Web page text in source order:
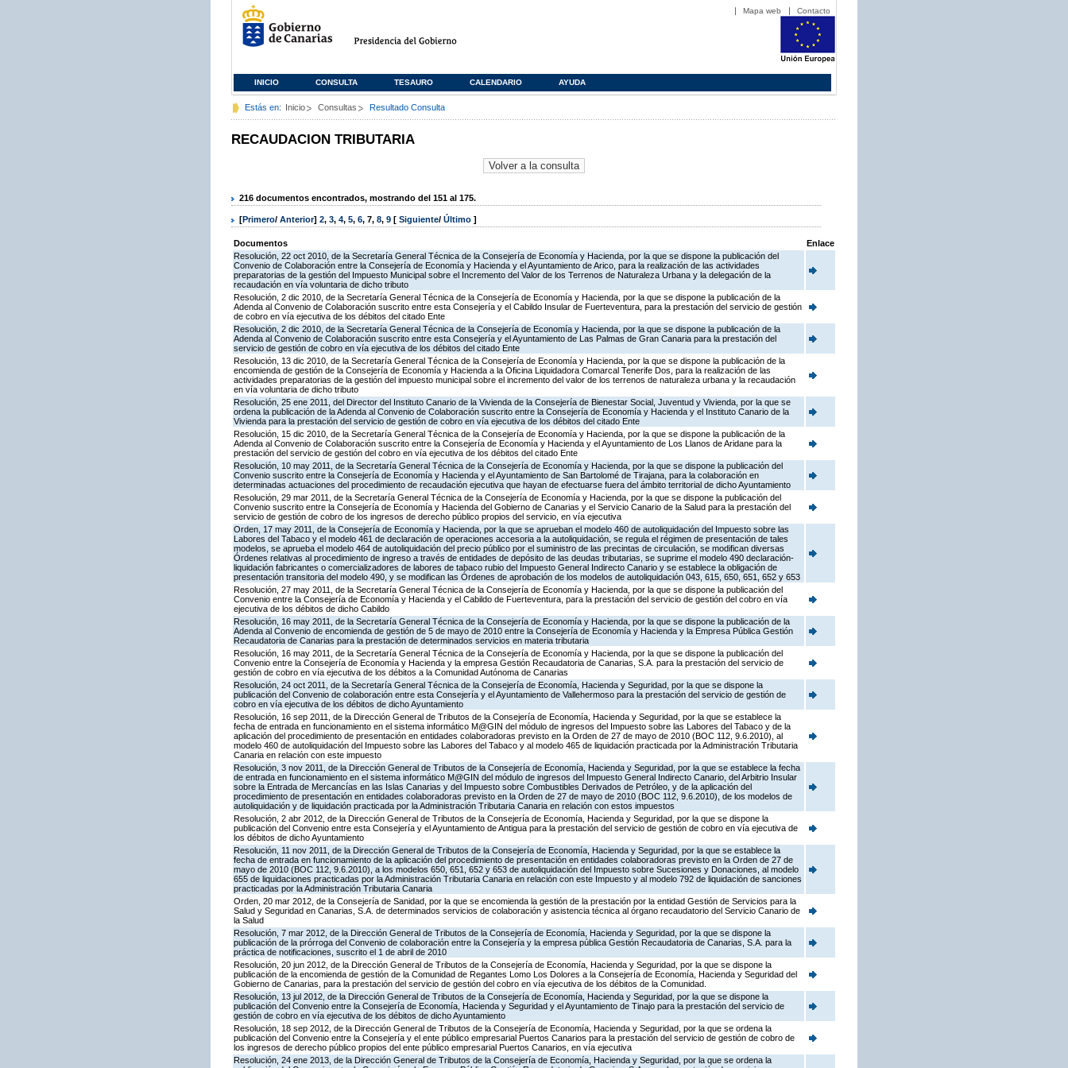
Mapa web Contacto
INICIO CONSULTA TESAURO CALENDARIO AYUDA
Estás en: Inicio Consultas Resultado Consulta
RECAUDACION TRIBUTARIA
216 documentos encontrados, mostrando del 151 al 175.
[Primero/ Anterior] 2, 3, 4, 5, 6, 7, 8, 9 [ Siguiente/ Último ]
Documentos
Enlace
Resolución, 22 oct 2010, de la Secretaría General Técnica de la Consejería de Economía y Hacienda, por la que se dispone la publicación del
Convenio de Colaboración entre la Consejería de Economía y Hacienda y el Ayuntamiento de Arico, para la realización de las actividades
preparatorias de la gestión del Impuesto Municipal sobre el Incremento del Valor de los Terrenos de Naturaleza Urbana y la delegación de la
recaudación en vía voluntaria de dicho tributo
Resolución, 2 dic 2010, de la Secretaría General Técnica de la Consejería de Economía y Hacienda, por la que se dispone la publicación de la
Adenda al Convenio de Colaboración suscrito entre esta Consejería y el Cabildo Insular de Fuerteventura, para la prestación del servicio de gestión
de cobro en vía ejecutiva de los débitos del citado Ente
Resolución, 2 dic 2010, de la Secretaría General Técnica de la Consejería de Economía y Hacienda, por la que se dispone la publicación de la
Adenda al Convenio de Colaboración suscrito entre esta Consejería y el Ayuntamiento de Las Palmas de Gran Canaria para la prestación del
servicio de gestión de cobro en vía ejecutiva de los débitos del citado Ente
Resolución, 13 dic 2010, de la Secretaría General Técnica de la Consejería de Economía y Hacienda, por la que se dispone la publicación de la
encomienda de gestión de la Consejería de Economía y Hacienda a la Oficina Liquidadora Comarcal Tenerife Dos, para la realización de las
actividades preparatorias de la gestión del impuesto municipal sobre el incremento del valor de los terrenos de naturaleza urbana y la recaudación
en vía voluntaria de dicho tributo
Resolución, 25 ene 2011, del Director del Instituto Canario de la Vivienda de la Consejería de Bienestar Social, Juventud y Vivienda, por la que se
ordena la publicación de la Adenda al Convenio de Colaboración suscrito entre la Consejería de Economía y Hacienda y el Instituto Canario de la
Vivienda para la prestación del servicio de gestión de cobro en vía ejecutiva de los débitos del citado Ente
Resolución, 15 dic 2010, de la Secretaría General Técnica de la Consejería de Economía y Hacienda, por la que se dispone la publicación de la
Adenda al Convenio de Colaboración suscrito entre la Consejería de Economía y Hacienda y el Ayuntamiento de Los Llanos de Aridane para la
prestación del servicio de gestión del cobro en vía ejecutiva de los débitos del citado Ente
Resolución, 10 may 2011, de la Secretaría General Técnica de la Consejería de Economía y Hacienda, por la que se dispone la publicación del
Convenio suscrito entre la Consejería de Economía y Hacienda y el Ayuntamiento de San Bartolomé de Tirajana, para la colaboración en
determinadas actuaciones del procedimiento de recaudación ejecutiva que hayan de efectuarse fuera del ámbito territorial de dicho Ayuntamiento
Resolución, 29 mar 2011, de la Secretaría General Técnica de la Consejería de Economía y Hacienda, por la que se dispone la publicación del
Convenio suscrito entre la Consejería de Economía y Hacienda del Gobierno de Canarias y el Servicio Canario de la Salud para la prestación del
servicio de gestión de cobro de los ingresos de derecho público propios del servicio, en vía ejecutiva
Orden, 17 may 2011, de la Consejería de Economía y Hacienda, por la que se aprueban el modelo 460 de autoliquidación del Impuesto sobre las
Labores del Tabaco y el modelo 461 de declaración de operaciones accesoria a la autoliquidación, se regula el régimen de presentación de tales
modelos, se aprueba el modelo 464 de autoliquidación del precio público por el suministro de las precintas de circulación, se modifican diversas
Órdenes relativas al procedimiento de ingreso a través de entidades de depósito de las deudas tributarias, se suprime el modelo 490 declaración-
liquidación fabricantes o comercializadores de labores de tabaco rubio del Impuesto General Indirecto Canario y se establece la obligación de
presentación transitoria del modelo 490, y se modifican las Órdenes de aprobación de los modelos de autoliquidación 043, 615, 650, 651, 652 y 653
Resolución, 27 may 2011, de la Secretaría General Técnica de la Consejería de Economía y Hacienda, por la que se dispone la publicación del
Convenio entre la Consejería de Economía y Hacienda y el Cabildo de Fuerteventura, para la prestación del servicio de gestión del cobro en vía
ejecutiva de los débitos de dicho Cabildo
Resolución, 16 may 2011, de la Secretaría General Técnica de la Consejería de Economía y Hacienda, por la que se dispone la publicación de la
Adenda al Convenio de encomienda de gestión de 5 de mayo de 2010 entre la Consejería de Economía y Hacienda y la Empresa Pública Gestión
Recaudatoria de Canarias para la prestación de determinados servicios en materia tributaria
Resolución, 16 may 2011, de la Secretaría General Técnica de la Consejería de Economía y Hacienda, por la que se dispone la publicación del
Convenio entre la Consejería de Economía y Hacienda y la empresa Gestión Recaudatoria de Canarias, S.A. para la prestación del servicio de
gestión de cobro en vía ejecutiva de los débitos a la Comunidad Autónoma de Canarias
Resolución, 24 oct 2011, de la Secretaría General Técnica de la Consejería de Economía, Hacienda y Seguridad, por la que se dispone la
publicación del Convenio de colaboración entre esta Consejería y el Ayuntamiento de Vallehermoso para la prestación del servicio de gestión de
cobro en vía ejecutiva de los débitos de dicho Ayuntamiento
Resolución, 16 sep 2011, de la Dirección General de Tributos de la Consejería de Economía, Hacienda y Seguridad, por la que se establece la
fecha de entrada en funcionamiento en el sistema informático M@GIN del módulo de ingresos del Impuesto sobre las Labores del Tabaco y de la
aplicación del procedimiento de presentación en entidades colaboradoras previsto en la Orden de 27 de mayo de 2010 (BOC 112, 9.6.2010), al
modelo 460 de autoliquidación del Impuesto sobre las Labores del Tabaco y al modelo 465 de liquidación practicada por la Administración Tributaria
Canaria en relación con este impuesto
Resolución, 3 nov 2011, de la Dirección General de Tributos de la Consejería de Economía, Hacienda y Seguridad, por la que se establece la fecha
de entrada en funcionamiento en el sistema informático M@GIN del módulo de ingresos del Impuesto General Indirecto Canario, del Arbitrio Insular
sobre la Entrada de Mercancías en las Islas Canarias y del Impuesto sobre Combustibles Derivados de Petróleo, y de la aplicación del
procedimiento de presentación en entidades colaboradoras previsto en la Orden de 27 de mayo de 2010 (BOC 112, 9.6.2010), de los modelos de
autoliquidación y de liquidación practicada por la Administración Tributaria Canaria en relación con estos impuestos
Resolución, 2 abr 2012, de la Dirección General de Tributos de la Consejería de Economía, Hacienda y Seguridad, por la que se dispone la
publicación del Convenio entre esta Consejería y el Ayuntamiento de Antigua para la prestación del servicio de gestión de cobro en vía ejecutiva de
los débitos de dicho Ayuntamiento
Resolución, 11 nov 2011, de la Dirección General de Tributos de la Consejería de Economía, Hacienda y Seguridad, por la que se establece la
fecha de entrada en funcionamiento de la aplicación del procedimiento de presentación en entidades colaboradoras previsto en la Orden de 27 de
mayo de 2010 (BOC 112, 9.6.2010), a los modelos 650, 651, 652 y 653 de autoliquidación del Impuesto sobre Sucesiones y Donaciones, al modelo
655 de liquidaciones practicadas por la Administración Tributaria Canaria en relación con este Impuesto y al modelo 792 de liquidación de sanciones
practicadas por la Administración Tributaria Canaria
Orden, 20 mar 2012, de la Consejería de Sanidad, por la que se encomienda la gestión de la prestación por la entidad Gestión de Servicios para la
Salud y Seguridad en Canarias, S.A. de determinados servicios de colaboración y asistencia técnica al órgano recaudatorio del Servicio Canario de
la Salud
Resolución, 7 mar 2012, de la Dirección General de Tributos de la Consejería de Economía, Hacienda y Seguridad, por la que se dispone la
publicación de la prórroga del Convenio de colaboración entre la Consejería y la empresa pública Gestión Recaudatoria de Canarias, S.A. para la
práctica de notificaciones, suscrito el 1 de abril de 2010
Resolución, 20 jun 2012, de la Dirección General de Tributos de la Consejería de Economía, Hacienda y Seguridad, por la que se dispone la
publicación de la encomienda de gestión de la Comunidad de Regantes Lomo Los Dolores a la Consejería de Economía, Hacienda y Seguridad del
Gobierno de Canarias, para la prestación del servicio de gestión del cobro en vía ejecutiva de los débitos de la Comunidad.
Resolución, 13 jul 2012, de la Dirección General de Tributos de la Consejería de Economía, Hacienda y Seguridad, por la que se dispone la
publicación del Convenio entre la Consejería de Economía, Hacienda y Seguridad y el Ayuntamiento de Tinajo para la prestación del servicio de
gestión de cobro en vía ejecutiva de los débitos de dicho Ayuntamiento
Resolución, 18 sep 2012, de la Dirección General de Tributos de la Consejería de Economía, Hacienda y Seguridad, por la que se ordena la
publicación del Convenio entre la Consejería y el ente público empresarial Puertos Canarios para la prestación del servicio de gestión de cobro de
los ingresos de derecho público propios del ente público empresarial Puertos Canarios, en vía ejecutiva
Resolución, 24 ene 2013, de la Dirección General de Tributos de la Consejería de Economía, Hacienda y Seguridad, por la que se ordena la